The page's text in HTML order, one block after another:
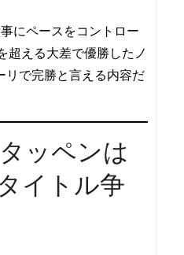
にペースをコントロー
超える大差で優勝したノ
リで完勝と言える内容だ
ッペンは
イトル争